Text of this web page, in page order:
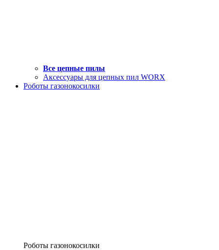
Все цепные пилы
Аксессуары для цепных пил WORX
Роботы газонокосилки
Роботы газонокосилки